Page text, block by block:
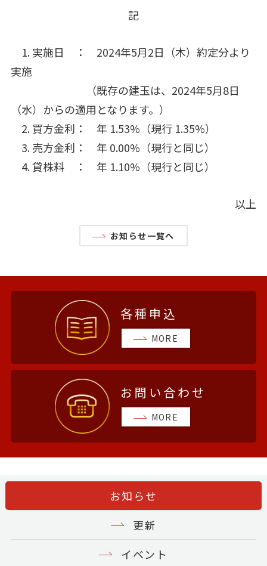
記
1. 実施日 ： 2024年5月2日（木）約定分より
実施
（既存の建玉は、2024年5月8日
（水）からの適用となります。）
2. 買方金利： 年 1.53%（現行 1.35%）
3. 売方金利： 年 0.00%（現行と同じ）
4. 貸株料 ： 年 1.10%（現行と同じ）
以上
お知らせ一覧へ
各種申込
MORE
お問い合わせ
MORE
お知らせ
更新
イベント